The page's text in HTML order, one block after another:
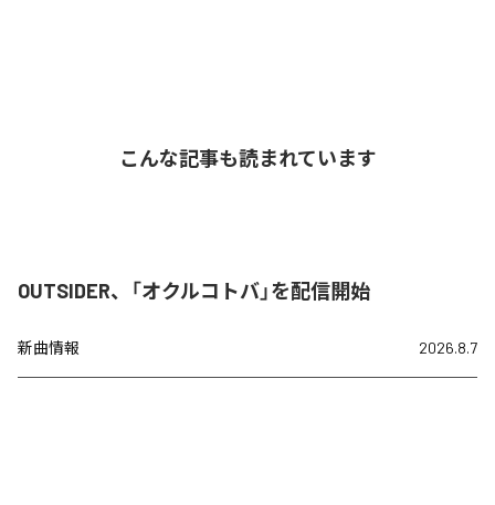
こんな記事も読まれています
OUTSIDER、「オクルコトバ」を配信開始
新曲情報 2026.8.7